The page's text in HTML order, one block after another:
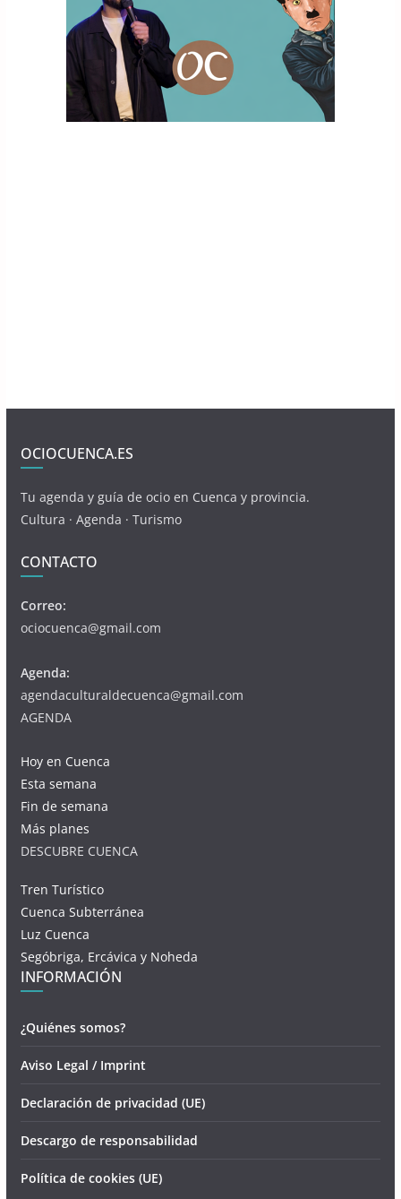
OCIOCUENCA.ES
Tu agenda y guía de ocio en Cuenca y provincia.
Cultura · Agenda · Turismo
CONTACTO
Correo:
ociocuenca@gmail.com
Agenda:
agendaculturaldecuenca@gmail.com
AGENDA
Hoy en Cuenca
Esta semana
Fin de semana
Más planes
DESCUBRE CUENCA
Tren Turístico
Cuenca Subterránea
Luz Cuenca
Segóbriga, Ercávica y Noheda
INFORMACIÓN
¿Quiénes somos?
Aviso Legal / Imprint
Declaración de privacidad (UE)
Descargo de responsabilidad
Política de cookies (UE)